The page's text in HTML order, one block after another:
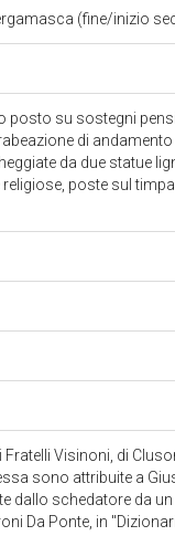
(fine/inizio
posto su sostegni
di
da due statue
poste sul
Visinoni, di
sono attribuite a
dallo schedatore da
Da Ponte, in